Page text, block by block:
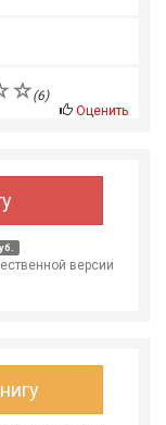
(6)
Оценить
версии